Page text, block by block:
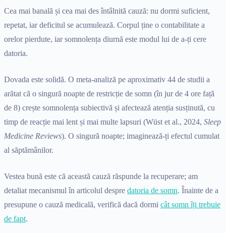
Cea mai banală și cea mai des întâlnită cauză: nu dormi suficient,
repetat, iar deficitul se acumulează. Corpul ține o contabilitate a
orelor pierdute, iar somnolența diurnă este modul lui de a-ți cere
datoria.
Dovada este solidă. O meta-analiză pe aproximativ 44 de studii a
arătat că o singură noapte de restricție de somn (în jur de 4 ore față
de 8) crește somnolența subiectivă și afectează atenția susținută, cu
timp de reacție mai lent și mai multe lapsuri (Wüst et al., 2024, Sleep
Medicine Reviews). O singură noapte; imaginează-ți efectul cumulat
al săptămânilor.
Vestea bună este că această cauză răspunde la recuperare; am
detaliat mecanismul în articolul despre datoria de somn. Înainte de a
presupune o cauză medicală, verifică dacă dormi cât somn îți trebuie
de fapt.